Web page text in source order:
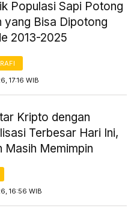
Populasi Sapi Potong
yang Bisa Dipotong
2013-2025
17:16 WIB
Kripto dengan
Terbesar Hari Ini,
Masih Memimpin
16:56 WIB